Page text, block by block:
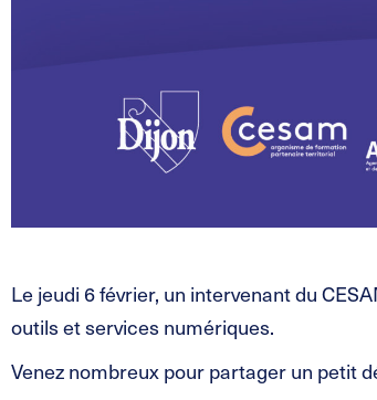
Le jeudi 6 février, un intervenant du
outils et services numériques.
Venez nombreux pour partager un petit